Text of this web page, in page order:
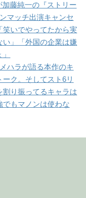
藤純一の『ストリー
マッチ出演キャンセ
笑いでやってたから実
い」「外国の企業は嫌
ハラが語る本作のキ
ク。そしてスト6リ
割り振ってるキャラは
もマノンは使わな